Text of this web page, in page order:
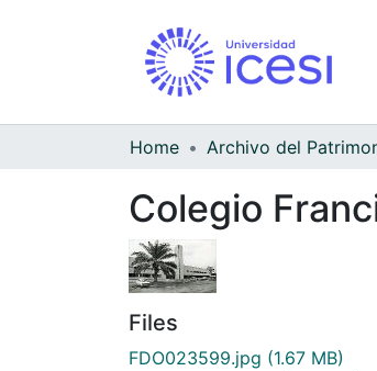
Home
Colegio
Files
FDO023599.jpg (1.67 MB)